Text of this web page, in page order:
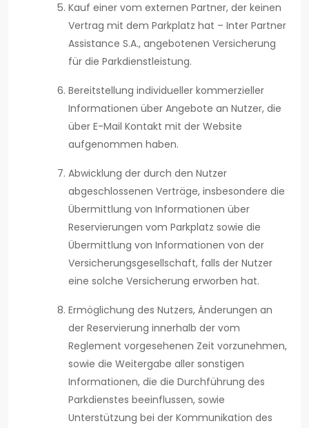
Kauf einer vom externen Partner, der keinen
Vertrag mit dem Parkplatz hat – Inter Partner
Assistance S.A., angebotenen Versicherung
für die Parkdienstleistung.
Bereitstellung individueller kommerzieller
Informationen über Angebote an Nutzer, die
über E-Mail Kontakt mit der Website
aufgenommen haben.
Abwicklung der durch den Nutzer
abgeschlossenen Verträge, insbesondere die
Übermittlung von Informationen über
Reservierungen vom Parkplatz sowie die
Übermittlung von Informationen von der
Versicherungsgesellschaft, falls der Nutzer
eine solche Versicherung erworben hat.
Ermöglichung des Nutzers, Änderungen an
der Reservierung innerhalb der vom
Reglement vorgesehenen Zeit vorzunehmen,
sowie die Weitergabe aller sonstigen
Informationen, die die Durchführung des
Parkdienstes beeinflussen, sowie
Unterstützung bei der Kommunikation des